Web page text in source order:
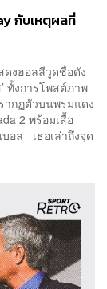
กับเหตุผลที่
งฮอลลีวูดชื่อดัง
ทั้งการโพสต์ภาพ
ากฏตัวบนพรมแดง
2 พร้อมเสื้อ
อล เธอเล่าถึงจุด